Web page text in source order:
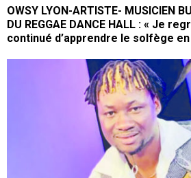
OWSY LYON-ARTISTE- MUSICIEN
DU REGGAE DANCE HALL : « Je
continué d’apprendre le solfège en